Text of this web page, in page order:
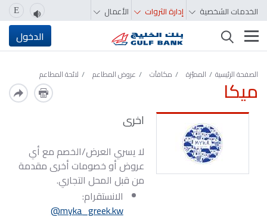
الخدمات الشخصية إدارة الثروات الأعمال E
تغيير التصفّح الدخول
الصفحة الرئيسية المميّزة‬‬‬‬‬‬‬‬‬‬ مكافآت عروض المطاعم لائحة المطاعم
ميكا
اخرى
لا يسري العرض/الخصم مع أي
عروض أو خصومات أخرى مقدمة
من قبل المحل التجاري.
الانستقرام:
myka_greek.kw@